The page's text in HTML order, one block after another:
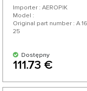
Importer : AEROPIK
Model :
Original part number : A
25
Dostępny
111.73 €